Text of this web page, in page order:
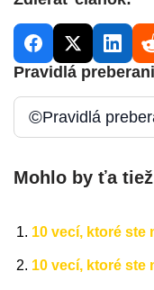
Pravidlá
©Pravidlá
Mohlo by ťa
10 vecí, ktoré
10 vecí, ktoré